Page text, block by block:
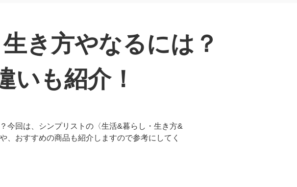
き方やなるには？
いも紹介！
今回は、シンプリストの〈生活&暮らし・生き方&
、おすすめの商品も紹介しますので参考にしてく